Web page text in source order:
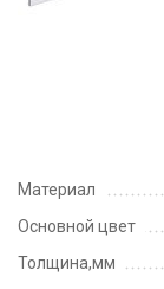
Материал
Основной цвет
Толщина,мм